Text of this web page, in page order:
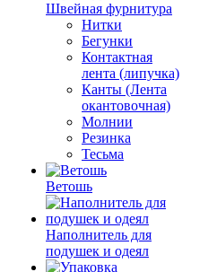
Швейная фурнитура
Нитки
Бегунки
Контактная
лента (липучка)
Канты (Лента
окантовочная)
Молнии
Резинка
Тесьма
Ветошь
Наполнитель для
подушек и одеял